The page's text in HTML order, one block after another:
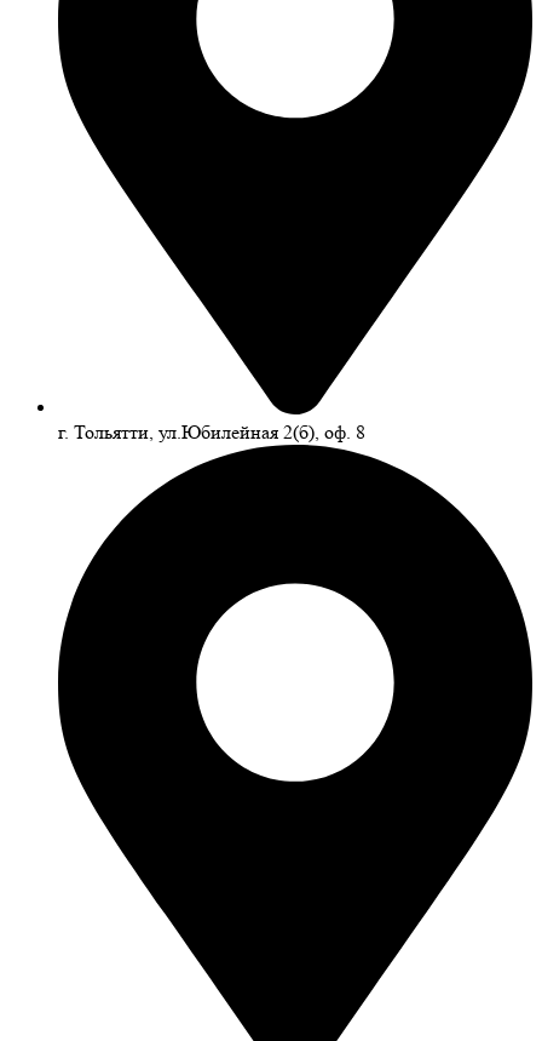
г. Тольятти, ул.Юбилейная 2(б), оф. 8